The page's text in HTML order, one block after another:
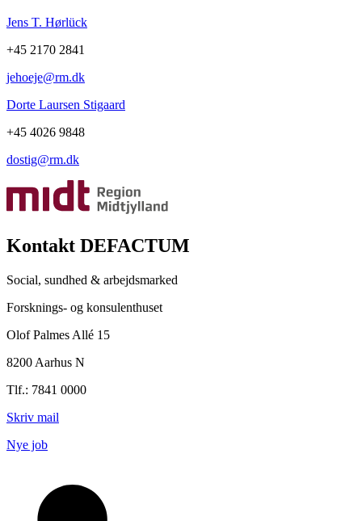
Jens T. Hørlück
+45 2170 2841
jehoeje@rm.dk
Dorte Laursen Stigaard
+45 4026 9848
dostig@rm.dk
Kontakt DEFACTUM
Social, sundhed & arbejdsmarked
Forsknings- og konsulenthuset
Olof Palmes Allé 15
8200 Aarhus N
Tlf.: 7841 0000
Skriv mail
Nye job